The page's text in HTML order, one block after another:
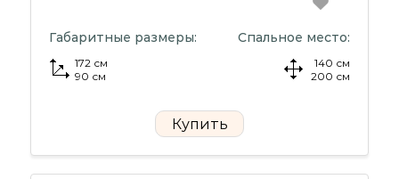
Габаритные размеры:
172 см
90 см
Спальное место:
140 см
200 см
Купить